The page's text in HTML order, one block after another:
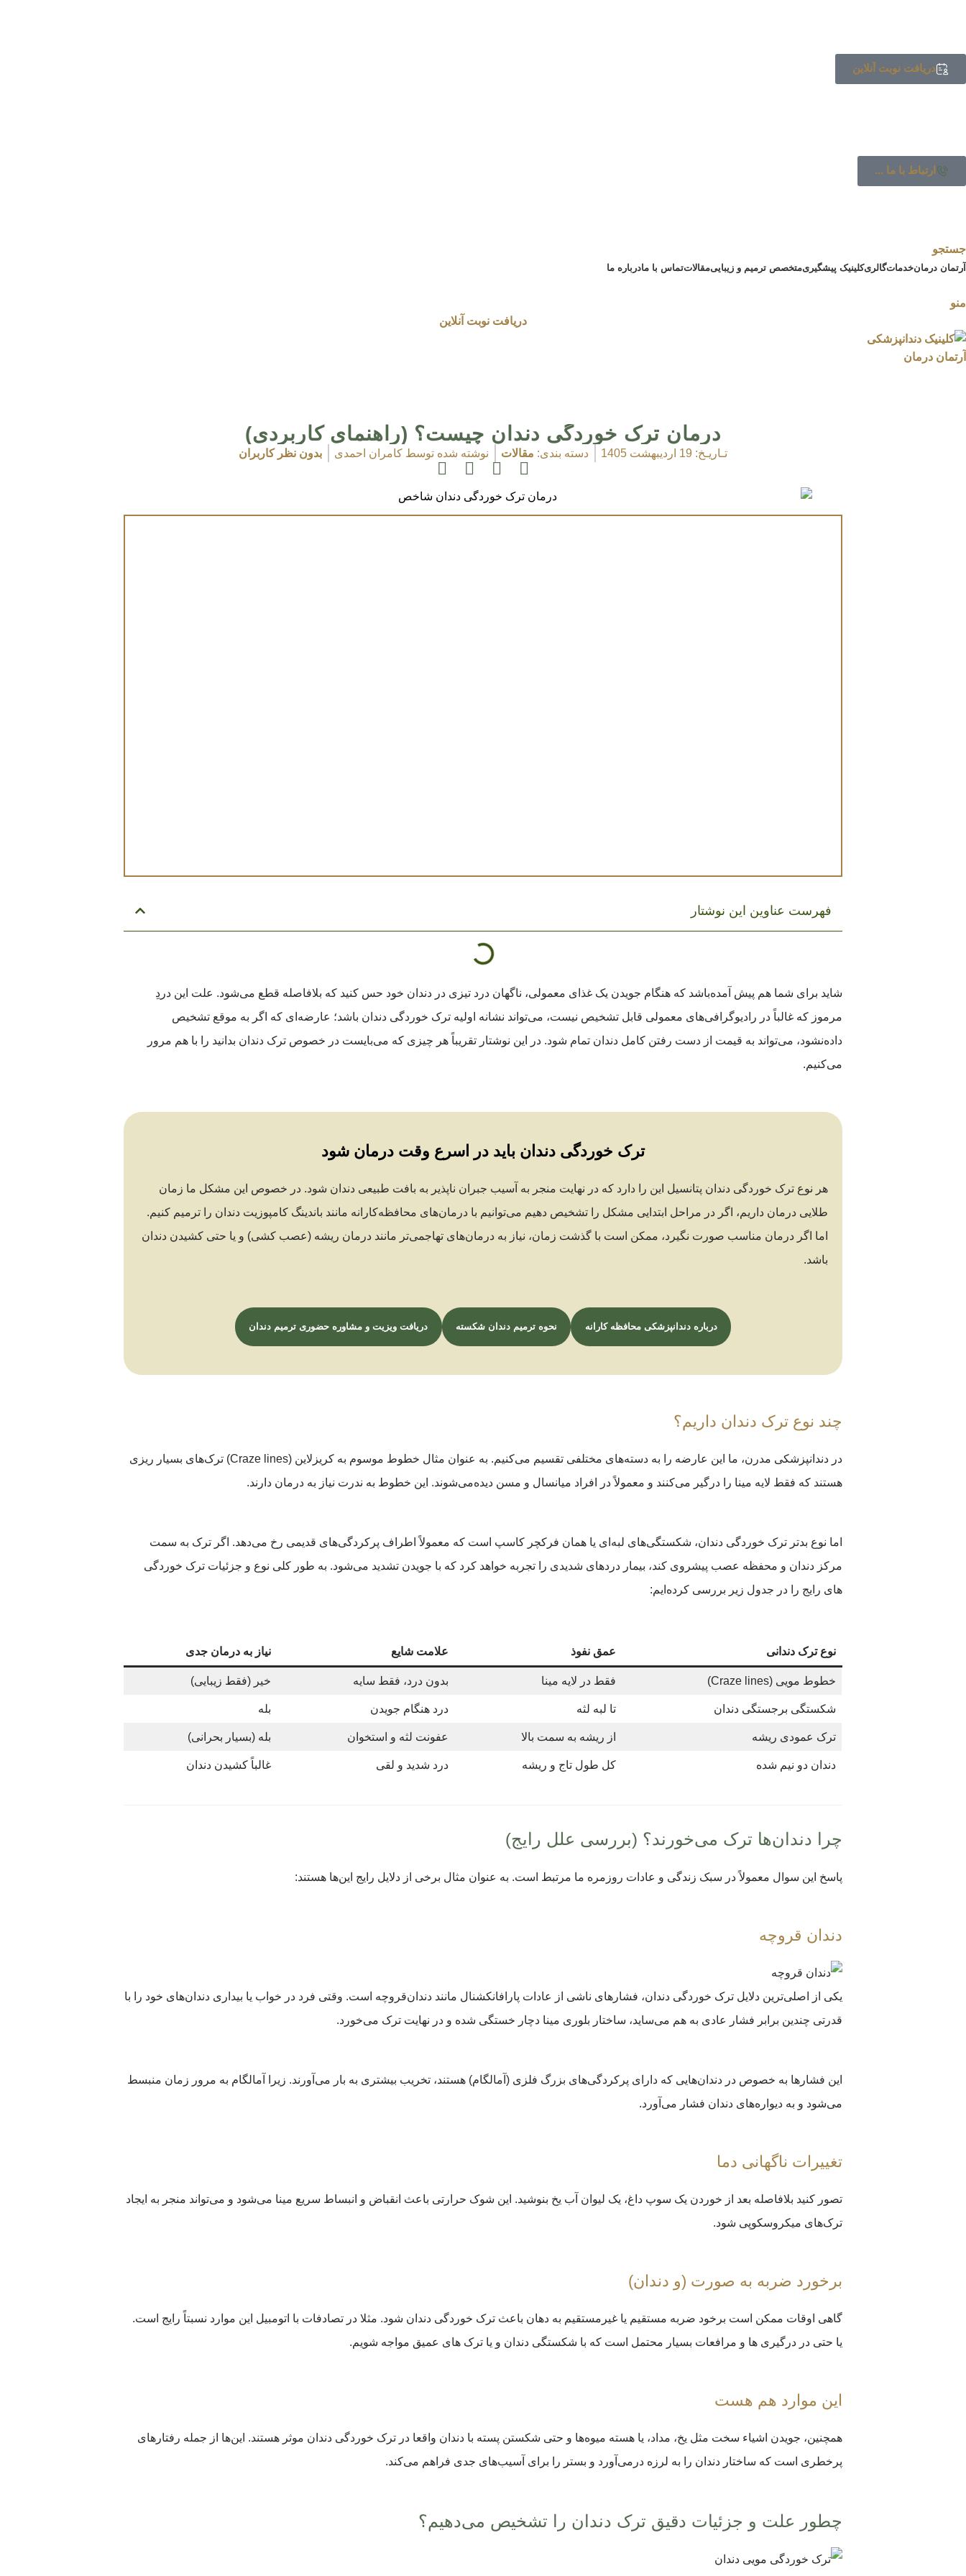
دریافت نوبت آنلاین
ارتباط با ما ...
جستجو
آرتمان درمانخدماتگالریکلینیک پیشگیریمتخصص ترمیم و زیباییمقالاتتماس با مادرباره ما
منو
دریافت نوبت آنلاین
درمان ترک خوردگی دندان چیست؟ (راهنمای کاربردی)
تـاریـخ: 19 اردیبهشت 1405 دسته بندی: مقالات نوشته شده توسط کامران احمدی بدون نظر کاربران
فهرست عناوین این نوشتار
شاید برای شما هم پیش آمده‌باشد که هنگام جویدن یک غذای معمولی، ناگهان درد تیزی در دندان خود حس کنید که بلافاصله قطع می‌شود. علت این دردِ
مرموز که غالباً در رادیوگرافی‌های معمولی قابل تشخیص نیست، می‌تواند نشانه اولیه ترک خوردگی دندان باشد؛ عارضه‌ای که اگر به موقع تشخیص
داده‌نشود، می‌تواند به قیمت از دست رفتن کامل دندان تمام شود. در این نوشتار تقریباً هر چیزی که می‌بایست در خصوص ترک دندان بدانید را با هم مرور
می‌کنیم.
ترک خوردگی دندان باید در اسرع وقت درمان شود
هر نوع ترک خوردگی دندان پتانسیل این را دارد که در نهایت منجر به آسیب جبران ناپذیر به بافت طبیعی دندان شود. در خصوص این مشکل ما زمان
طلایی درمان داریم، اگر در مراحل ابتدایی مشکل را تشخیص دهیم می‌توانیم با درمان‌های محافظه‌کارانه مانند باندینگ کامپوزیت دندان را ترمیم کنیم.
اما اگر درمان مناسب صورت نگیرد، ممکن است با گذشت زمان، نیاز به درمان‌های تهاجمی‌تر مانند درمان ریشه (عصب کشی) و یا حتی کشیدن دندان
باشد.
درباره دندانپزشکی محافظه کارانه نحوه ترمیم دندان شکسته دریافت ویزیت و مشاوره حضوری ترمیم دندان
چند نوع ترک دندان داریم؟
در دندانپزشکی مدرن، ما این عارضه را به دسته‌های مختلفی تقسیم می‌کنیم. به عنوان مثال خطوط موسوم به کریزلاین (Craze lines) ترک‌های بسیار ریزی
هستند که فقط لایه مینا را درگیر می‌کنند و معمولاً در افراد میانسال و مسن دیده‌می‌شوند. این خطوط به ندرت نیاز به درمان دارند.
اما نوع بدتر ترک خوردگی دندان، شکستگی‌های لبه‌ای یا همان فرکچر کاسپ است که معمولاً اطراف پرکردگی‌های قدیمی رخ می‌دهد. اگر ترک به سمت
مرکز دندان و محفظه عصب پیشروی کند، بیمار دردهای شدیدی را تجربه خواهد کرد که با جویدن تشدید می‌شود. به طور کلی نوع و جزئیات ترک خوردگی
های رایج را در جدول زیر بررسی کرده‌ایم:
نوع ترک دندانی عمق نفوذ علامت شایع نیاز به درمان جدی
خطوط مویی (Craze lines) فقط در لایه مینا بدون درد، فقط سایه خیر (فقط زیبایی)
شکستگی برجستگی دندان تا لبه لثه درد هنگام جویدن بله
ترک عمودی ریشه از ریشه به سمت بالا عفونت لثه و استخوان بله (بسیار بحرانی)
دندان دو نیم شده کل طول تاج و ریشه درد شدید و لقی غالباً کشیدن دندان
چرا دندان‌ها ترک می‌خورند؟ (بررسی علل رایج)
پاسخ این سوال معمولاً در سبک زندگی و عادات روزمره ما مرتبط است. به عنوان مثال برخی از دلایل رایج این‌ها هستند:
دندان قروچه
یکی از اصلی‌ترین دلایل ترک خوردگی دندان، فشارهای ناشی از عادات پارافانکشنال مانند دندان‌قروچه است. وقتی فرد در خواب یا بیداری دندان‌های خود را با
قدرتی چندین برابر فشار عادی به هم می‌ساید، ساختار بلوری مینا دچار خستگی شده و در نهایت ترک می‌خورد.
این فشارها به خصوص در دندان‌هایی که دارای پرکردگی‌های بزرگ فلزی (آمالگام) هستند، تخریب بیشتری به بار می‌آورند. زیرا آمالگام به مرور زمان منبسط
می‌شود و به دیواره‌های دندان فشار می‌آورد.
تغییرات ناگهانی دما
تصور کنید بلافاصله بعد از خوردن یک سوپ داغ، یک لیوان آب یخ بنوشید. این شوک حرارتی باعث انقباض و انبساط سریع مینا می‌شود و می‌تواند منجر به ایجاد
ترک‌های میکروسکوپی شود.
برخورد ضربه به صورت (و دندان)
گاهی اوقات ممکن است برخود ضربه مستقیم یا غیرمستقیم به دهان باعث ترک خوردگی دندان شود. مثلا در تصادفات با اتومبیل این موارد نسبتاً رایج است.
یا حتی در درگیری ها و مرافعات بسیار محتمل است که با شکستگی دندان و یا ترک های عمیق مواجه شویم.
این موارد هم هست
همچنین، جویدن اشیاء سخت مثل یخ، مداد، یا هسته میوه‌ها و حتی شکستن پسته با دندان واقعا در ترک خوردگی دندان موثر هستند. این‌ها از جمله رفتارهای
پرخطری است که ساختار دندان را به لرزه درمی‌آورد و بستر را برای آسیب‌های جدی فراهم می‌کند.
چطور علت و جزئیات دقیق ترک دندان را تشخیص می‌دهیم؟